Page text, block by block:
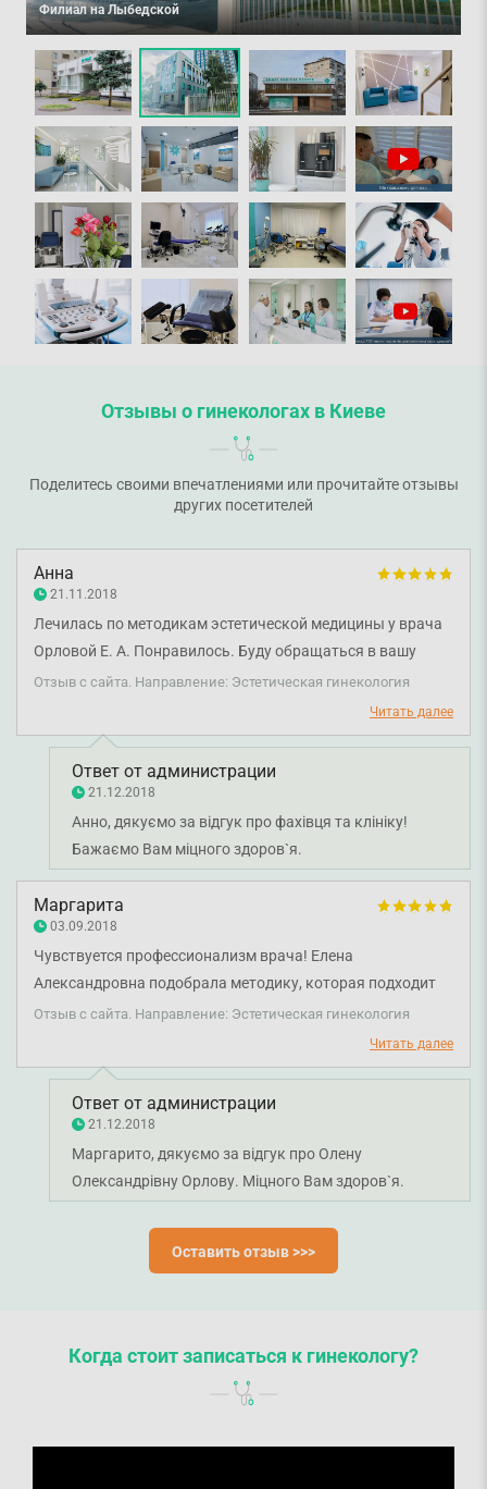
Филиал на Лыбедской
Отзывы о гинекологах в Киеве
Поделитесь своими впечатлениями или прочитайте отзывы
других посетителей
Анна
21.11.2018
Лечилась по методикам эстетической медицины у врача
Орловой Е. А. Понравилось. Буду обращаться в вашу
клинику в дальнейшем.
Отзыв с сайта. Направление: Эстетическая гинекология
Читать далее
Ответ от администрации
21.12.2018
Анно, дякуємо за відгук про фахівця та клініку!
Бажаємо Вам міцного здоров`я.
Маргарита
03.09.2018
Чувствуется профессионализм врача! Елена
Александровна подобрала методику, которая подходит
именно моим потребностям. Результатом довольна.
Отзыв с сайта. Направление: Эстетическая гинекология
Читать далее
Ответ от администрации
21.12.2018
Маргарито, дякуємо за відгук про Олену
Олександрівну Орлову. Міцного Вам здоров`я.
Оставить отзыв >>>
Когда стоит записаться к гинекологу?